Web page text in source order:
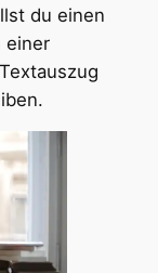
du einen
einer